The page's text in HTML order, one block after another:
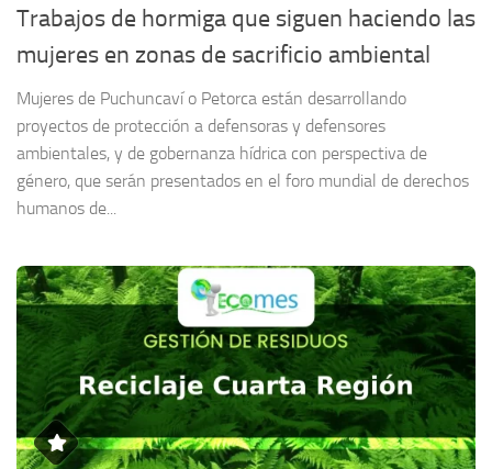
Trabajos de hormiga que siguen haciendo las
mujeres en zonas de sacrificio ambiental
Mujeres de Puchuncaví o Petorca están desarrollando
proyectos de protección a defensoras y defensores
ambientales, y de gobernanza hídrica con perspectiva de
género, que serán presentados en el foro mundial de derechos
humanos de...